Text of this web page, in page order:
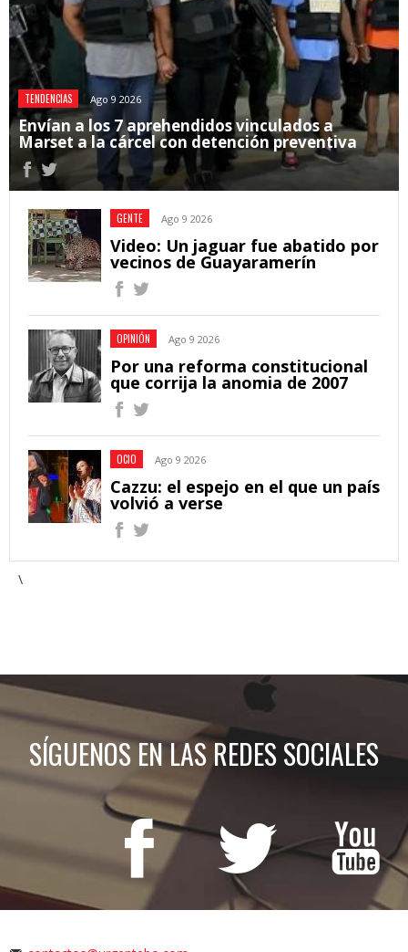
TENDENCIAS Ago 9 2026
Envían a los 7 aprehendidos vinculados a
Marset a la cárcel con detención preventiva
GENTE Ago 9 2026
Video: Un jaguar fue abatido por
vecinos de Guayaramerín
OPINIÓN Ago 9 2026
Por una reforma constitucional
que corrija la anomia de 2007
OCIO Ago 9 2026
Cazzu: el espejo en el que un país
volvió a verse
\
SÍGUENOS EN LAS REDES SOCIALES